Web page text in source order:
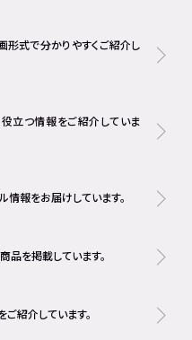
式で分かりやすくご紹介し
立つ情報をご紹介していま
報をお届けしています。
品を掲載しています。
紹介しています。